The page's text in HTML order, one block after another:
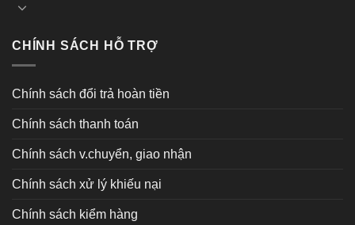
CHÍNH SÁCH HỖ TRỢ
Chính sách đổi trả hoàn tiền
Chính sách thanh toán
Chính sách v.chuyển, giao nhận
Chính sách xử lý khiếu nại
Chính sách kiểm hàng